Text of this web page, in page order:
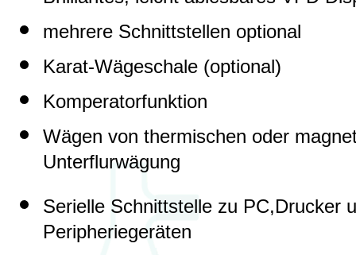
mehrere Schnittstellen optional
Karat-Wägeschale (optional)
Komperatorfunktion
Wägen von thermischen oder
Unterflurwägung
Serielle Schnittstelle zu PC,Drucker
Peripheriegeräten